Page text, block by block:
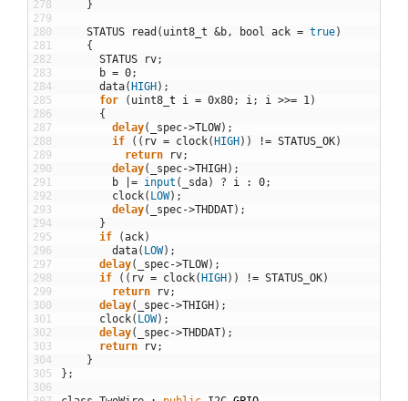
278
279
280
281
282
283
284
285
286
287
288
289
290
291
292
293
294
295
296
297
298
299
300
301
302
303
304
305
306
}
STATUS read ( uint8_t &b , bool ack = true)
{
STATUS
rv;
b = 0;
data(HIGH) ;
for
( uint8 t i = 0x80; i ; i >>= 1 )
{
delay( _spec->TLOW) ;
if
( ( rv = clock(HIGH) ) != STATUS_OK)
return
rv;
delay( _spec->THIGH) ;
b
|= input ( _sda) ? i : 0;
clock( LOW) ;
delay( _spec->THDDAT) ;
}
if
(ack)
data( LOW) ;
delay( _spec->TLOW) ;
if
( ( rv = clock(HIGH) ) != STATUS_OK)
return
rv;
delay( _spec->THIGH) ;
clock( LOW) ;
delay( _spec->THDDAT) ;
return
rv;
}
} ;